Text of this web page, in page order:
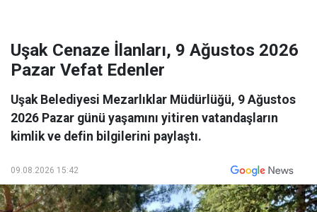
Uşak Cenaze İlanları, 9 Ağustos 2026
Pazar Vefat Edenler
Uşak Belediyesi Mezarlıklar Müdürlüğü, 9 Ağustos
2026 Pazar günü yaşamını yitiren vatandaşların
kimlik ve defin bilgilerini paylaştı.
09.08.2026 15:42